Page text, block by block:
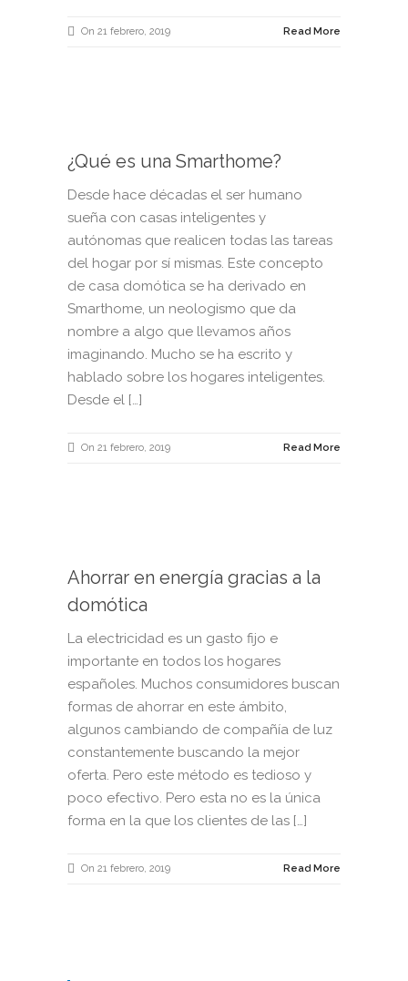
On 21 febrero, 2019 Read More
¿Qué es una Smarthome?
Desde hace décadas el ser humano
sueña con casas inteligentes y
autónomas que realicen todas las tareas
del hogar por sí mismas. Este concepto
de casa domótica se ha derivado en
Smarthome, un neologismo que da
nombre a algo que llevamos años
imaginando. Mucho se ha escrito y
hablado sobre los hogares inteligentes.
Desde el […]
On 21 febrero, 2019 Read More
Ahorrar en energía gracias a la
domótica
La electricidad es un gasto fijo e
importante en todos los hogares
españoles. Muchos consumidores buscan
formas de ahorrar en este ámbito,
algunos cambiando de compañía de luz
constantemente buscando la mejor
oferta. Pero este método es tedioso y
poco efectivo. Pero esta no es la única
forma en la que los clientes de las […]
On 21 febrero, 2019 Read More